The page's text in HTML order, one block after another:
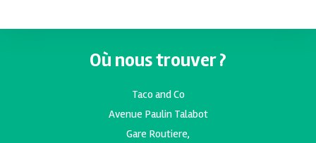
Où nous trouver ?
Taco and Co
Avenue Paulin Talabot
Gare Routiere,